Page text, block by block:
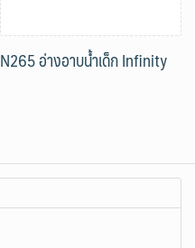
N265 อ่างอาบน้ำเด็ก Infinity